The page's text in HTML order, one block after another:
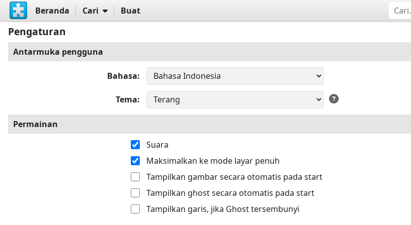
Beranda Cari Buat
Pengaturan
Antarmuka pengguna
Bahasa
Tema
Permainan
Suara
Maksimalkan ke mode layar penuh
Tampilkan gambar secara otomatis pada start
Tampilkan ghost secara otomatis pada start
Tampilkan garis, jika Ghost tersembunyi